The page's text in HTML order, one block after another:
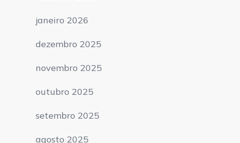
janeiro 2026
dezembro 2025
novembro 2025
outubro 2025
setembro 2025
agosto 2025